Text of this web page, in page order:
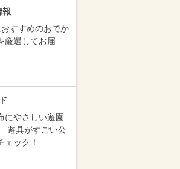
報
すすめのおでか
厳選してお届
にやさしい遊園
遊具がすごい公
ェック！